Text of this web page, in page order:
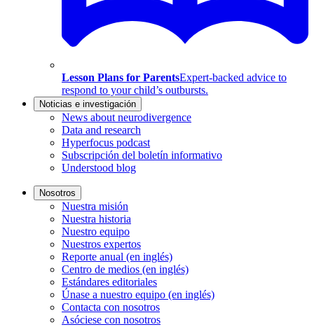
Lesson Plans for ParentsExpert-backed advice to
respond to your child’s outbursts.
Noticias e investigación
News about neurodivergence
Data and research
Hyperfocus podcast
Subscripción del boletín informativo
Understood blog
Nosotros
Nuestra misión
Nuestra historia
Nuestro equipo
Nuestros expertos
Reporte anual (en inglés)
Centro de medios (en inglés)
Estándares editoriales
Únase a nuestro equipo (en inglés)
Contacta con nosotros
Asóciese con nosotros